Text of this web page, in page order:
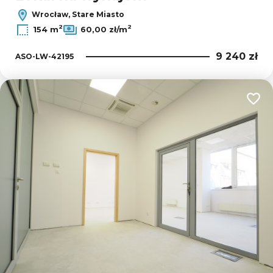
Wrocław, Stare Miasto
154 m2 60,00 zł/m2
ASO-LW-42195 9 240 zł